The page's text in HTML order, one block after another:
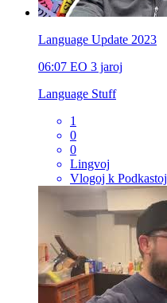
Language Update 2023
06:07 EO 3 jaroj
Language Stuff
1
0
0
Lingvoj
Vlogoj k Podkastoj